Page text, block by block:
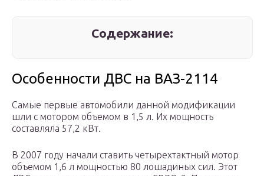
Содержание:
Особенности ДВС на ВАЗ-2114
Самые первые автомобили данной модификации
шли с мотором объемом в 1,5 л. Их мощность
составляла 57,2 кВт.
В 2007 году начали ставить четырехтактный мотор
объемом 1,6 л мощностью 80 лошадиных сил. Этот